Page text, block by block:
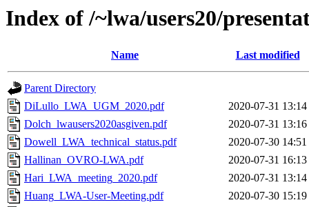
Index of /~lwa/users20/
Name Last modified
Parent Directory
DiLullo_LWA_UGM_2020.pdf
2020-07-31 13:14
Dolch_lwausers2020asgiven.pdf
2020-07-31 13:16
Dowell_LWA_technical_status.pdf
2020-07-30 14:51
Hallinan_OVRO-LWA.pdf
2020-07-31 16:13
Hari_LWA_meeting_2020.pdf
2020-07-31 13:14
Huang_LWA-User-Meeting.pdf
2020-07-30 15:19